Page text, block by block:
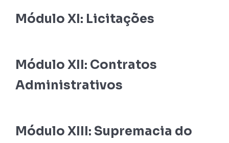
Módulo XI: Licitações
Módulo XII: Contratos
Administrativos
Módulo XIII: Supremacia do